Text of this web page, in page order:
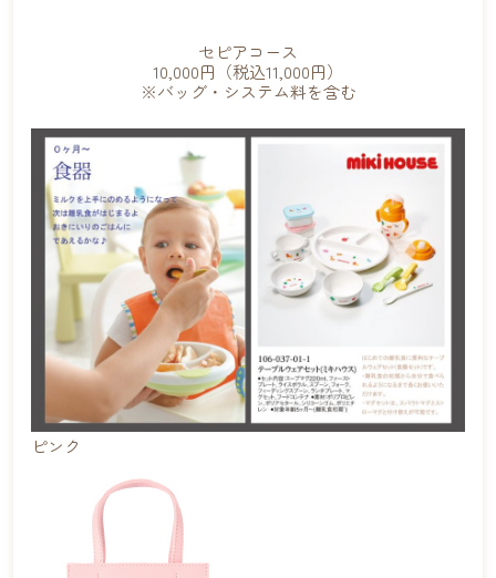
セピアコース
10,000円（税込11,000円）
※バッグ・システム料を含む
ピンク